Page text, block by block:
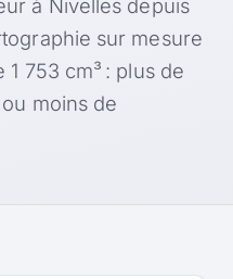
à Nivelles depuis
sur mesure
753 cm³ : plus de
moins de